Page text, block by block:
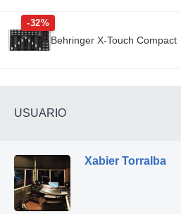
-32%
Behringer X-Touch Compact
USUARIO
Xabier Torralba